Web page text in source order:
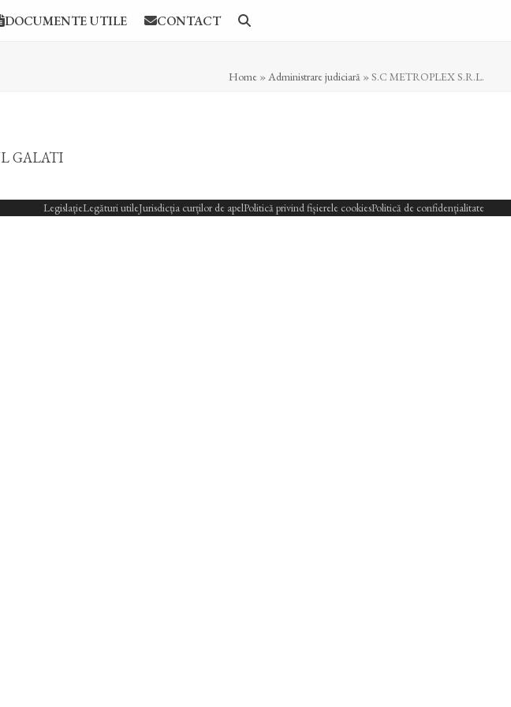
DOCUMENTE UTILE CONTACT
Home »Administrare judiciară »S.C METROPLEX S.R.L.
GALATI
LegislațieLegături utileJurisdicția curților de apelPolitică privind fișierele cookiesPolitică de confidențialitate